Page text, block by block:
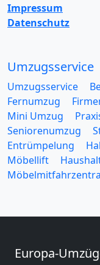
Impressum
Datenschutz
Umzugsservice
Umzugsservice
Fernumzug
Mini Umzug
Seniorenumzug
Entrümpelung
Möbellift
Europa-